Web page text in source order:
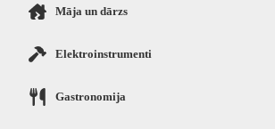
Māja un dārzs
Elektroinstrumenti
Gastronomija